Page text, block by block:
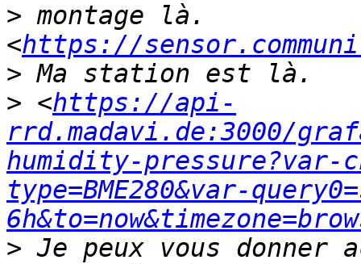
> montage là.
<https://
>
> <https://api-
rrd.madavi.de:3000/
humidity-pressure?var-
type=BME280&var-
> Je peux vous